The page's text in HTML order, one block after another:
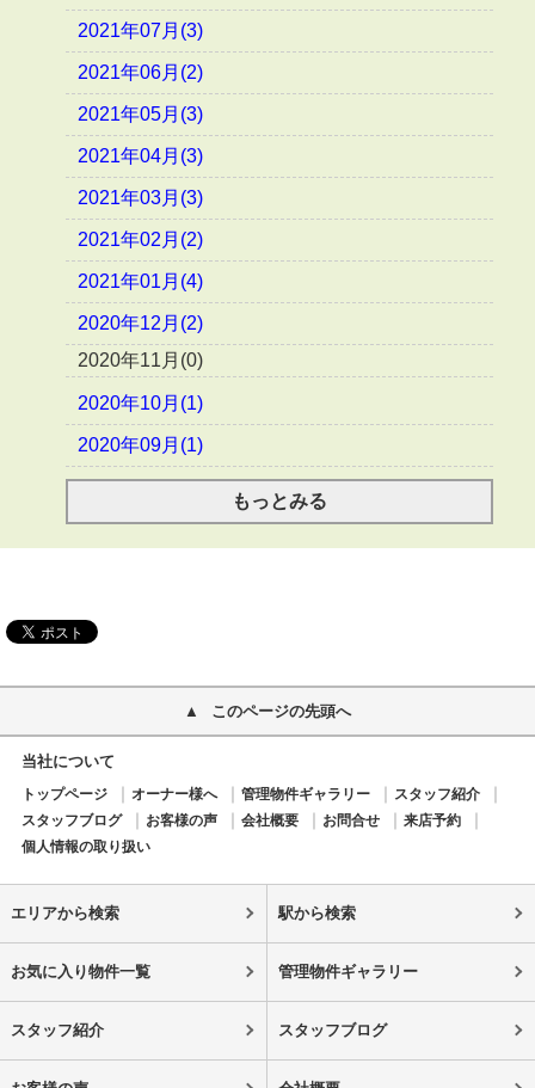
2021年07月(3)
2021年06月(2)
2021年05月(3)
2021年04月(3)
2021年03月(3)
2021年02月(2)
2021年01月(4)
2020年12月(2)
2020年11月(0)
2020年10月(1)
2020年09月(1)
もっとみる
このページの先頭へ
当社について
トップページ オーナー様へ 管理物件ギャラリー
スタッフ紹介
スタッフブログ
お客様の声 会社概要 お問合せ
来店予約
個人情報の取り扱い
エリアから検索 駅から検索
お気に入り物件一覧 管理物件ギャラリー
スタッフ紹介 スタッフブログ